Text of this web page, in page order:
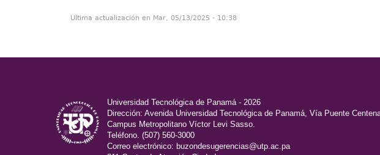
Última actualización en Mar, 05/13/2025 - 10:38
Universidad Tecnológica de Panamá - 2026
Dirección: Avenida Universidad Tecnológica de Panamá, Vía Puente
Campus Metropolitano Víctor Levi Sasso.
Teléfono. (507) 560-3000
Correo electrónico: buzondesugerencias@utp.ac.pa